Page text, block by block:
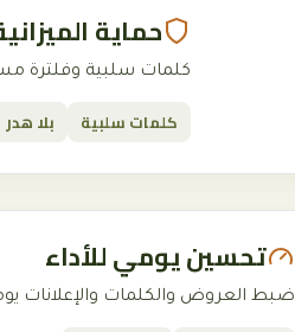
حماية
كلمات سلبية وفلترة
كلمات سلبية بلا هدر
تحسين يومي للأداء
ضبط العروض والكلمات والإعلانات